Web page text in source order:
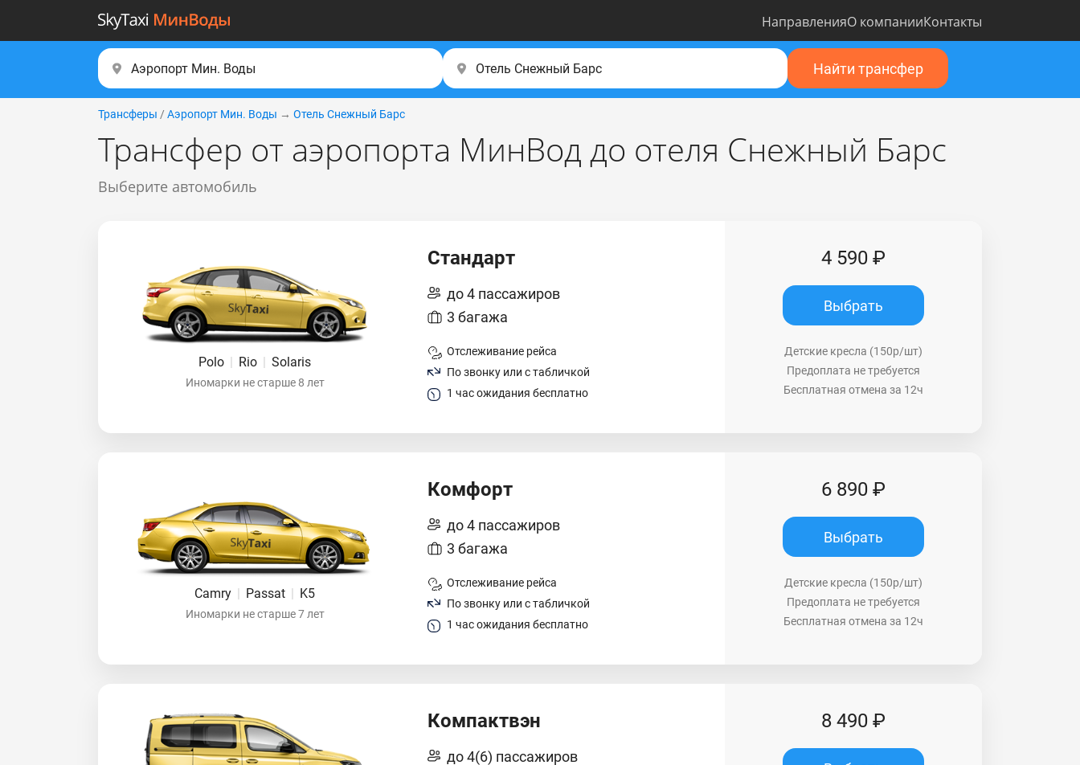
НаправленияО компанииКонтакты
Найти трансфер
Трансферы / Аэропорт Мин. Воды → Отель Снежный Барс
Трансфер от аэропорта МинВод до отеля Снежный Барс
Выберите автомобиль
Polo | Rio | Solaris
Иномарки не старше 8 лет
Стандарт
до 4 пассажиров
3 багажа
Отслеживание рейса
По звонку или с табличкой
1 час ожидания бесплатно
4 590 ₽
Выбрать
Детские кресла (150р/шт)
Предоплата не требуется
Бесплатная отмена за 12ч
Camry | Passat | K5
Иномарки не старше 7 лет
Комфорт
до 4 пассажиров
3 багажа
Отслеживание рейса
По звонку или с табличкой
1 час ожидания бесплатно
6 890 ₽
Выбрать
Детские кресла (150р/шт)
Предоплата не требуется
Бесплатная отмена за 12ч
Компактвэн
до 4(6) пассажиров
8 490 ₽